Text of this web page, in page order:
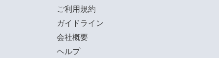
ご利用規約
ガイドライン
会社概要
ヘルプ